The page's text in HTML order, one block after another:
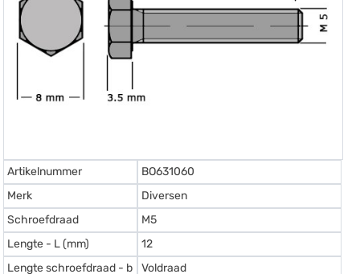
Artikelnummer
BO631060
Merk
Diversen
Schroefdraad
M5
Lengte - L (mm)
12
Lengte schroefdraad - b
Voldraad